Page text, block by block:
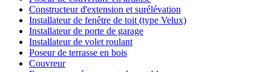
Constructeur d'extension et surélévation
Installateur de fenêtre de toit (type Velux)
Installateur de porte de garage
Installateur de volet roulant
Poseur de terrasse en bois
Couvreur